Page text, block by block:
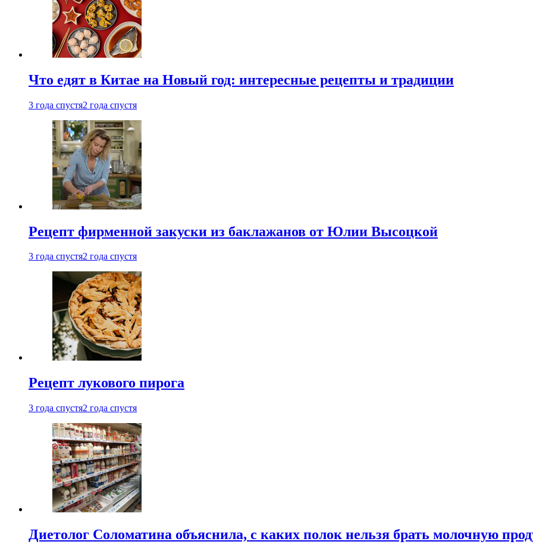
Что едят в Китае на Новый год: интересные рецепты и традиции
3 года спустя2 года спустя
Рецепт фирменной закуски из баклажанов от Юлии Высоцкой
3 года спустя2 года спустя
Рецепт лукового пирога
3 года спустя2 года спустя
Диетолог Соломатина объяснила, с каких полок нельзя брать молочную